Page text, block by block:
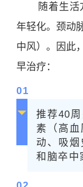
随着生
年轻化。颈动
中风）。因此
早治疗：
01
推荐40
素（高
动、吸
和脑卒中